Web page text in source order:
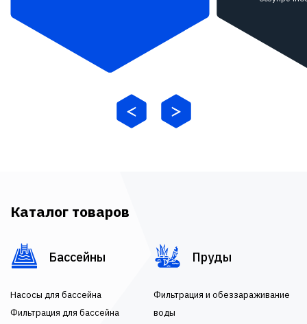
Каталог товаров
Бассейны
Насосы для бассейна
Фильтрация для бассейна
Пруды
Фильтрация и обеззараживание
воды